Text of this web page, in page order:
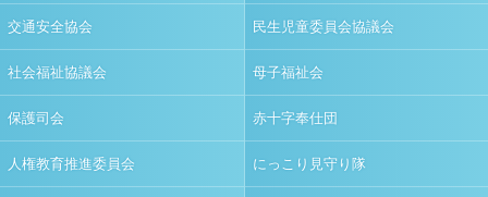
交通安全協会 民生児童委員会協議会
社会福祉協議会 母子福祉会
保護司会 赤十字奉仕団
人権教育推進委員会 にっこり見守り隊